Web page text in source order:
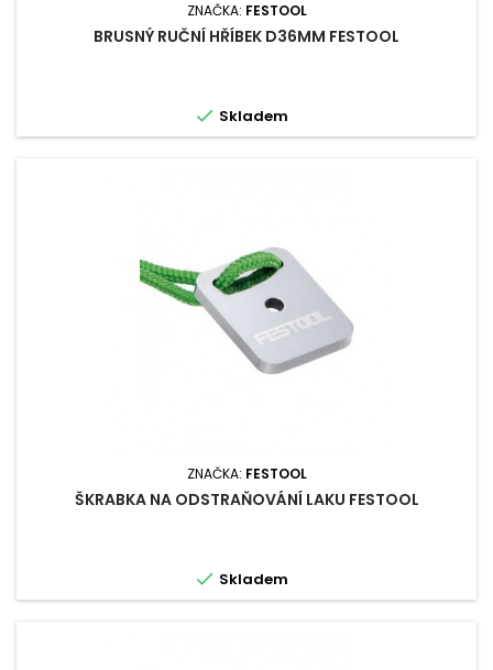
ZNAČKA: FESTOOL
BRUSNÝ RUČNÍ HŘÍBEK D36MM FESTOOL
 Skladem
ZNAČKA: FESTOOL
ŠKRABKA NA ODSTRAŇOVÁNÍ LAKU FESTOOL
 Skladem